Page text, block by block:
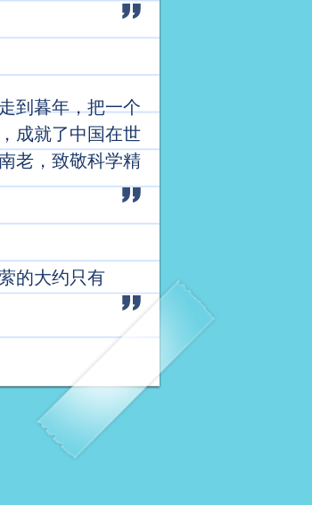
到暮年，把一个
成就了中国在世
老，致敬科学精
的大约只有